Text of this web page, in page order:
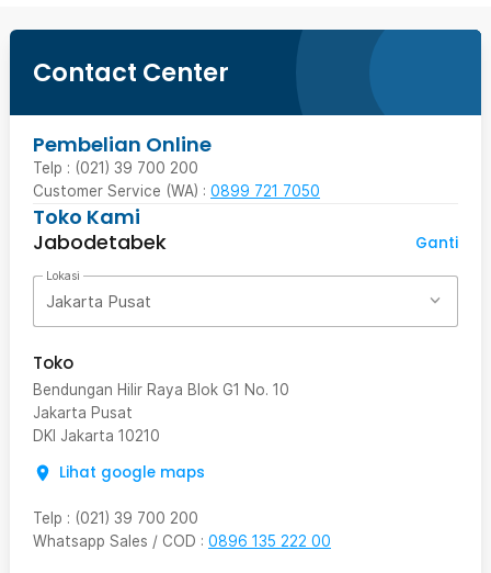
Contact Center
Pembelian Online
Telp : (021) 39 700 200
Customer Service (WA) : 0899 721 7050
Toko Kami
Jabodetabek
Ganti
Lokasi
Jakarta Pusat
Toko
Bendungan Hilir Raya Blok G1 No. 10
Jakarta Pusat
DKI Jakarta 10210
Lihat google maps
Telp : (021) 39 700 200
Whatsapp Sales / COD : 0896 135 222 00